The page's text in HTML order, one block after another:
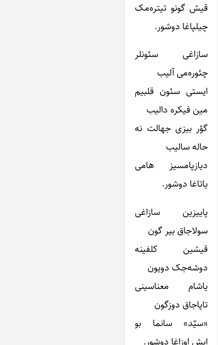
قیش گونو تیتره‌مک
چیلپاغا دوشور.
سازاغی سئونلر
چئوره‌می آلیب
ایستی سئون قلبیم
مین فیکره دالیب
گؤر بیزی جهالت نه
حاله سالیب
دیازپامسیز هامی
یاتاغا دوشور.
پاییزین سازاغی
سولاجاق بیر گون
قیشین کلفینه
دوشه‌جک دویون
یاشام معناسینی
تاپاجاق دوزگون
«سیّد» سانما بو
ایش اوزاغا دوشور.